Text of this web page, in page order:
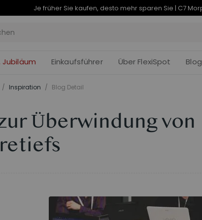
Jubiläum Einkaufsführer Über FlexiSpot Blog
/ Inspiration / Blog Detail
Überwindung von